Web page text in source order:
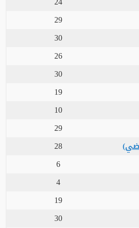
29
30
26
30
19
10
29
28
6
4
19
30